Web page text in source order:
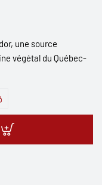
une source
végétal du Québec-